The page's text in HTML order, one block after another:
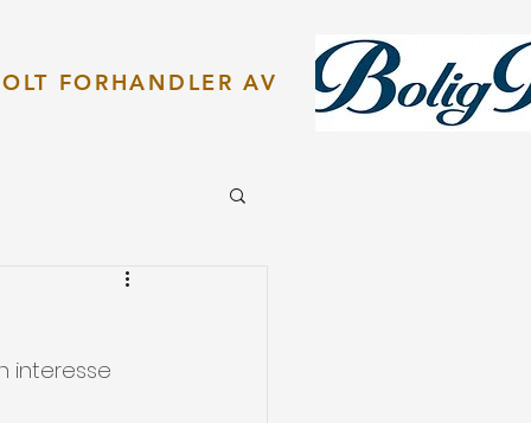
FORHANDLER AV
interesse